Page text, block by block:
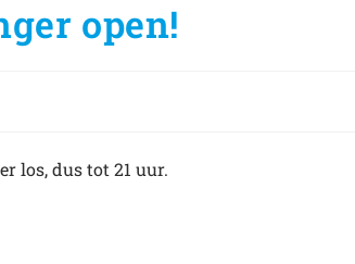
open!
los, dus tot 21 uur.